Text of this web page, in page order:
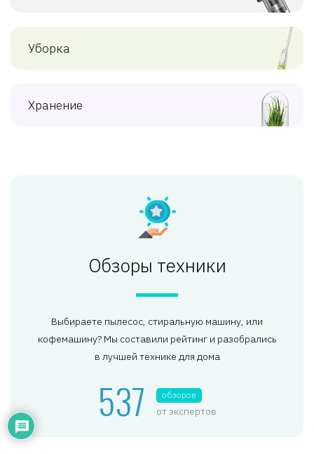
Уборка
Хранение
Обзоры техники
Выбираете пылесос, стиральную машину, или
кофемашину? Мы составили рейтинг и разобрались
в лучшей технике для дома
537 обзоров
от экспертов